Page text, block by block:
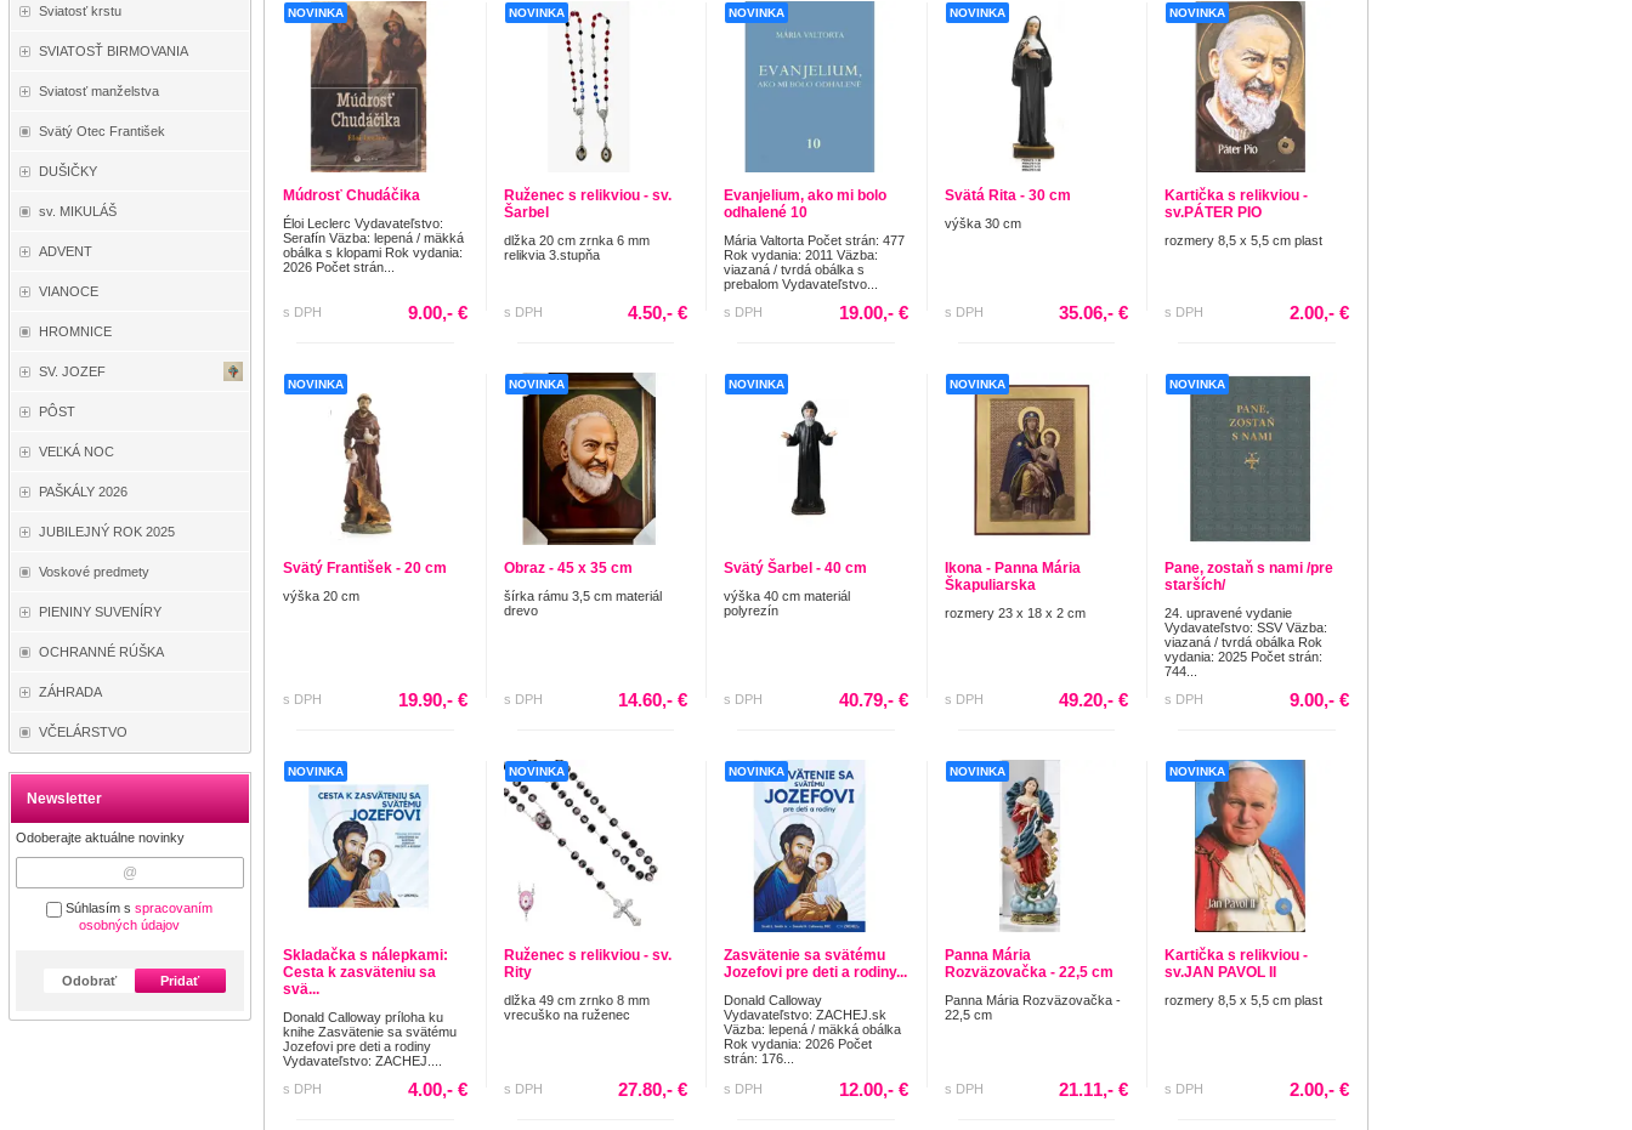
Sviatosť krstu
SVIATOSŤ BIRMOVANIA
Sviatosť manželstva
Svätý Otec František
DUŠIČKY
sv. MIKULÁŠ
ADVENT
VIANOCE
HROMNICE
SV. JOZEF
PÔST
VEĽKÁ NOC
PAŠKÁLY 2026
JUBILEJNÝ ROK 2025
Voskové predmety
PIENINY SUVENÍRY
OCHRANNÉ RÚŠKA
ZÁHRADA
VČELÁRSTVO
Newsletter
Odoberajte aktuálne novinky
Súhlasím sspracovaním
osobných údajov
Odobrať Pridať
NOVINKA
Múdrosť Chudáčika
Éloi Leclerc Vydavateľstvo:
Serafín Väzba: lepená / mäkká
obálka s klopami Rok vydania:
2026 Počet strán...
s DPH 9.00,- €
NOVINKA
Ruženec s relikviou - sv.
Šarbel
dlžka 20 cm zrnka 6 mm
relikvia 3.stupňa
s DPH 4.50,- €
NOVINKA
Evanjelium, ako mi bolo
odhalené 10
Mária Valtorta Počet strán: 477
Rok vydania: 2011 Väzba:
viazaná / tvrdá obálka s
prebalom Vydavateľstvo...
s DPH
19.00,- €
NOVINKA
Svätá Rita - 30 cm
výška 30 cm
s DPH 35.06,- €
NOVINKA
Kartička s relikviou -
sv.PÁTER PIO
rozmery 8,5 x 5,5 cm plast
s DPH 2.00,- €
NOVINKA
Svätý František - 20 cm
výška 20 cm
s DPH 19.90,- €
NOVINKA
Obraz - 45 x 35 cm
šírka rámu 3,5 cm materiál
drevo
s DPH 14.60,- €
NOVINKA
Svätý Šarbel - 40 cm
výška 40 cm materiál
polyrezín
s DPH 40.79,- €
NOVINKA
Ikona - Panna Mária
Škapuliarska
rozmery 23 x 18 x 2 cm
s DPH 49.20,- €
NOVINKA
Pane, zostaň s nami /pre
starších/
24. upravené vydanie
Vydavateľstvo: SSV Väzba:
viazaná / tvrdá obálka Rok
vydania: 2025 Počet strán:
744...
s DPH
9.00,- €
NOVINKA
Skladačka s nálepkami:
Cesta k zasväteniu sa
svä...
Donald Calloway príloha ku
knihe Zasvätenie sa svätému
Jozefovi pre deti a rodiny
Vydavateľstvo: ZACHEJ....
s DPH
4.00,- €
NOVINKA
Ruženec s relikviou - sv.
Rity
dlžka 49 cm zrnko 8 mm
vrecuško na ruženec
s DPH 27.80,- €
NOVINKA
Zasvätenie sa svätému
Jozefovi pre deti a rodiny...
Donald Calloway
Vydavateľstvo: ZACHEJ.sk
Väzba: lepená / mäkká obálka
Rok vydania: 2026 Počet
strán: 176...
s DPH 12.00,- €
NOVINKA
Panna Mária
Rozväzovačka - 22,5 cm
Panna Mária Rozväzovačka -
22,5 cm
s DPH 21.11,- €
NOVINKA
Kartička s relikviou -
sv.JAN PAVOL II
rozmery 8,5 x 5,5 cm plast
s DPH 2.00,- €